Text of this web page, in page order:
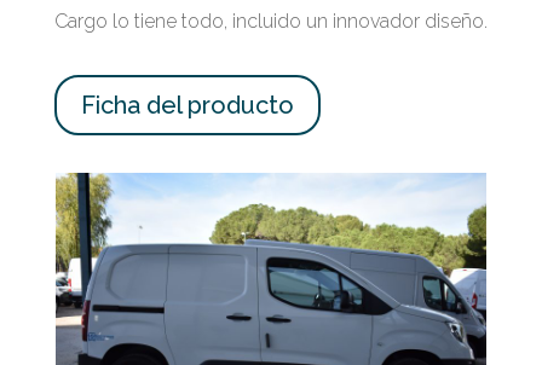
Cargo lo tiene todo, incluido un innovador diseño.
Ficha del producto